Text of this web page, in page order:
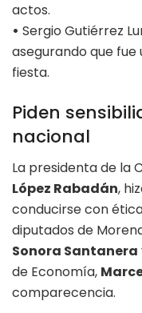
actos.
• Sergio Gutiérrez
asegurando que
fiesta.
Piden
nacional
La presidenta de la
López Rabadán,
conducirse con
diputados de
Sonora Santanera
de Economía,
comparecencia.